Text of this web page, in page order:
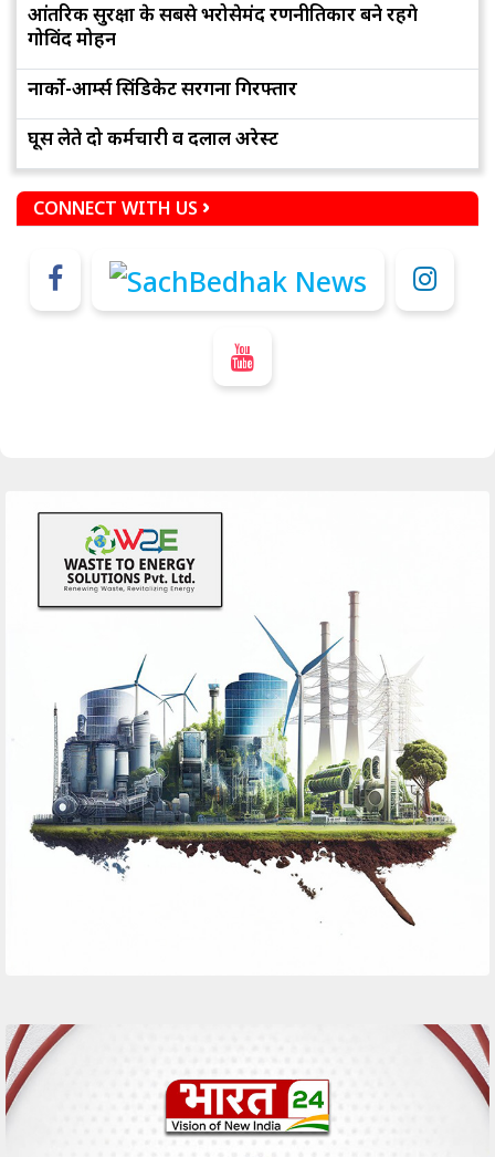
आंतरिक सुरक्षा के सबसे भरोसेमंद रणनीतिकार बने रहेंगे
गोविंद मोहन
नार्को-आर्म्स सिंडिकेट सरगना गिरफ्तार
घूस लेते दो कर्मचारी व दलाल अरेस्ट
CONNECT WITH US